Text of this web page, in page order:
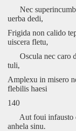
Nec
uerba dedi,
Frigida non calido
uiscera fletu,
Oscula nec caro
tuli,
Amplexu in misero
flebilis haesi
140
Aut foui infausto
anhela sinu.